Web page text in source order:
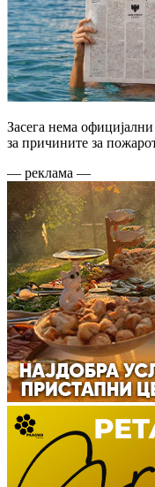
Засега нема
за причините за
— реклама —